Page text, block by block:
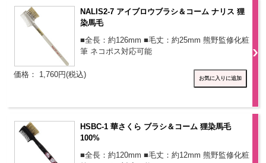
NALIS2-7 アイブロウブラシ＆コーム ナリス 狸
染馬毛
■全長：約126mm ■毛丈：約25mm 熊野監修化粧
筆 ネコポス対応可能
価格： 1,760円(税込)
HSBC-1 華さくら ブラシ＆コーム 狸染馬毛
100%
■全長：約120mm ■毛丈：約12mm 熊野監修化粧